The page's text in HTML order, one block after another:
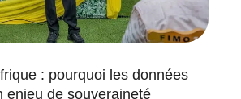
: pourquoi les données
enjeu de souveraineté